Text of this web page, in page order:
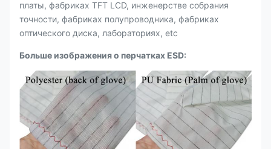
платы, фабриках TFT LCD, инженерстве собрания
точности, фабриках полупроводника, фабриках
оптического диска, лабораториях, etc
Больше изображения о перчатках ESD: